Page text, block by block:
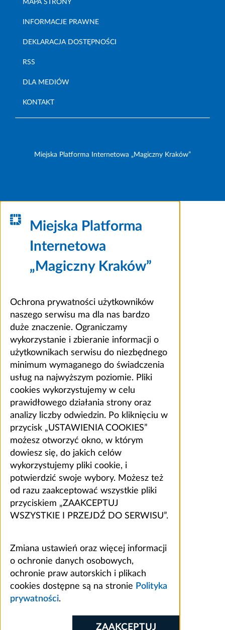
MAPA STRONY
INFORMACJE PRAWNE
DEKLARACJA DOSTĘPNOŚCI
RSS
DLA MEDIÓW
KONTAKT
Miejska Platforma Internetowa „Magiczny Kraków”
Miejska Platforma
Internetowa
„Magiczny Kraków”
Ochrona prywatności użytkowników
naszego serwisu ma dla nas bardzo
duże znaczenie. Ograniczamy
wykorzystanie i zbieranie informacji o
użytkownikach serwisu do niezbędnego
minimum wymaganego do świadczenia
usług na najwyższym poziomie. Pliki
cookies wykorzystujemy w celu
prawidłowego działania strony oraz
analizy liczby odwiedzin. Po kliknięciu w
przycisk „USTAWIENIA COOKIES”
możesz otworzyć okno, w którym
dowiesz się, do jakich celów
wykorzystujemy pliki cookie, i
potwierdzić swoje wybory. Możesz też
od razu zaakceptować wszystkie pliki
przyciskiem „ZAAKCEPTUJ
WSZYSTKIE I PRZEJDŹ DO SERWISU”.
Zmiana ustawień oraz więcej informacji
o ochronie danych osobowych,
ochronie praw autorskich i plikach
cookies dostępne są na stronie Polityka
prywatności.
ZAAKCEPTUJ